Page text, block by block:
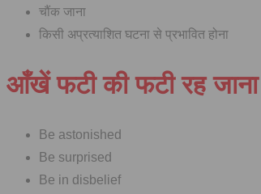
चौंक जाना
किसी अप्रत्याशित घटना से प्रभावित होना
आँखें फटी की फटी रह
Be astonished
Be surprised
Be in disbelief